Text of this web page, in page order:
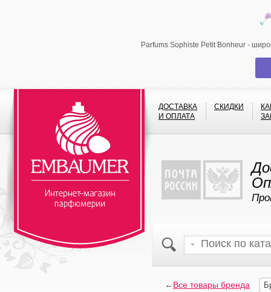
Parfums Sophiste Petit Bonheur -
ДОСТАВКА
И ОПЛАТА
СКИДКИ
←Все товары бренда